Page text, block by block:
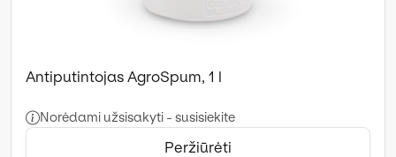
Antiputintojas AgroSpum, 1 l
Norėdami užsisakyti - susisiekite
Peržiūrėti